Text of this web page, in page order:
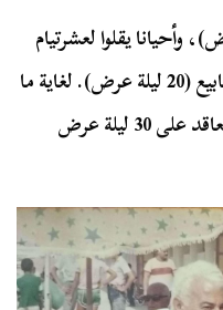
أسبوعين (15 ليلة عرض)، وأحيانا يقلوا لعشرتيام
(عشر ليالي عرض)، أو يزيدوا لـ3 أسابيع (20 ليلة عرض). لغاية ما
فصيف من ذات الصيفيات الإنتاج تعاقد على 30 ليلة عرض